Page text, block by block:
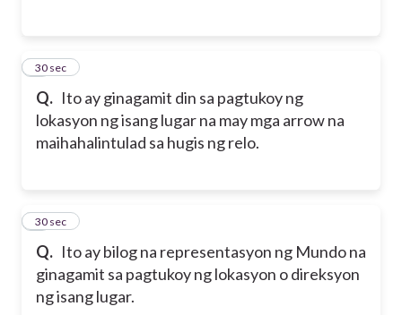
Q. Ito ay ginagamit din sa pagtukoy ng
lokasyon ng isang lugar na may mga arrow na
maihahalintulad sa hugis ng relo.
8
30 sec
Q. Ito ay bilog na representasyon ng Mundo na
ginagamit sa pagtukoy ng lokasyon o direksyon
ng isang lugar.
9
30 sec